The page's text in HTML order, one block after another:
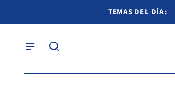
TEMAS DEL DÍA: